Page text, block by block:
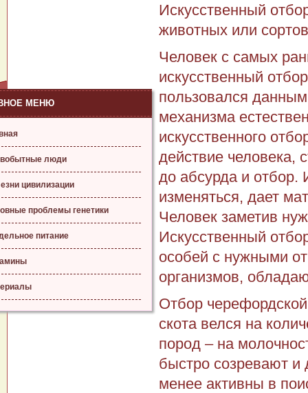
МЕНЮ
люди
цивилизации
проблемы генетики
питание
Искусственный
животных или
Человек с самых
искусственный
пользовался
механизма
искусственного
действие человека,
до абсурда и отбор.
изменяться, дает
Человек заметив
Искусственный
особей с нужными
организмов,
Отбор черефордской
скота велся на
пород – на
быстро созревают
менее активны в